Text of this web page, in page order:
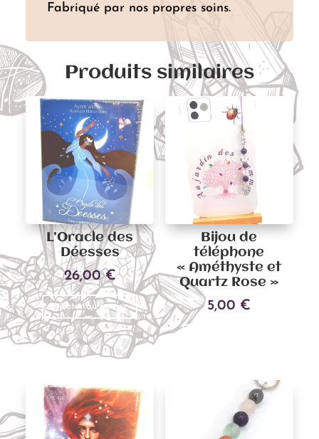
Fabriqué par nos propres soins.
Produits similaires
L’Oracle des
Déesses
26,00€
Ajouter au panier
Bijou de
téléphone
« Améthyste et
Quartz Rose »
5,00 €